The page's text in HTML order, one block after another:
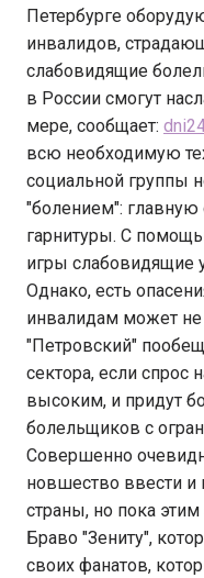
Петербурге
инвалидов,
слабовидящие
в России смогут
мере, сообщает:
всю необходимую
социальной группы
"болением": главную
гарнитуры. С
игры слабовидящие
Однако, есть
инвалидам может не
"Петровский"
сектора, если спрос
высоким, и придут
болельщиков с
Совершенно
новшество ввести и
страны, но пока
Браво "Зениту",
своих фанатов,